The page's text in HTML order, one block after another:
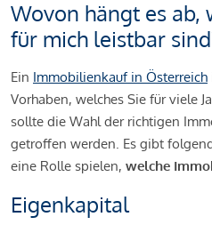
Wovon hängt es
für mich leistbar
Ein Immobilienkauf in Österreich
Vorhaben, welches Sie für viele
sollte die Wahl der richtigen
getroffen werden. Es gibt
eine Rolle spielen, welche
Eigenkapital